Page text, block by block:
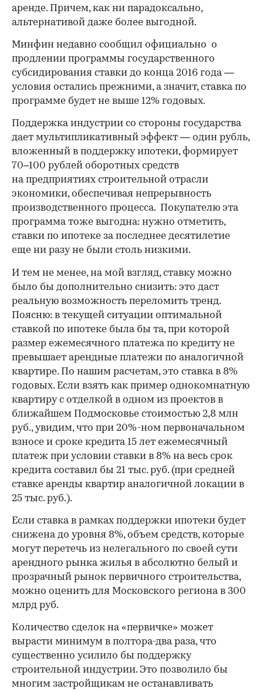
аренде. Причем, как ни парадоксально,
альтернативой даже более выгодной.
Минфин недавно сообщил официально о
продлении программы государственного
субсидирования ставки до конца 2016 года —
условия остались прежними, а значит, ставка по
программе будет не выше 12% годовых.
Поддержка индустрии со стороны государства
дает мультипликативный эффект — один рубль,
вложенный в поддержку ипотеки, формирует
70–100 рублей оборотных средств
на предприятиях строительной отрасли
экономики, обеспечивая непрерывность
производственного процесса. Покупателю эта
программа тоже выгодна: нужно отметить,
ставки по ипотеке за последнее десятилетие
еще ни разу не были столь низкими.
И тем не менее, на мой взгляд, ставку можно
было бы дополнительно снизить: это даст
реальную возможность переломить тренд.
Поясню: в текущей ситуации оптимальной
ставкой по ипотеке была бы та, при которой
размер ежемесячного платежа по кредиту не
превышает арендные платежи по аналогичной
квартире. По нашим расчетам, это ставка в 8%
годовых. Если взять как пример однокомнатную
квартиру с отделкой в одном из проектов в
ближайшем Подмосковье стоимостью 2,8 млн
руб., увидим, что при 20%-ном первоначальном
взносе и сроке кредита 15 лет ежемесячный
платеж при условии ставки в 8% на весь срок
кредита составил бы 21 тыс. руб. (при средней
ставке аренды квартир аналогичной локации в
25 тыс. руб.).
Если ставка в рамках поддержки ипотеки будет
снижена до уровня 8%, объем средств, которые
могут перетечь из нелегального по своей сути
арендного рынка жилья в абсолютно белый и
прозрачный рынок первичного строительства,
можно оценить для Московского региона в 300
млрд руб.
Количество сделок на «первичке» может
вырасти минимум в полтора-два раза, что
существенно усилило бы поддержку
строительной индустрии. Это позволило бы
многим застройщикам не останавливать